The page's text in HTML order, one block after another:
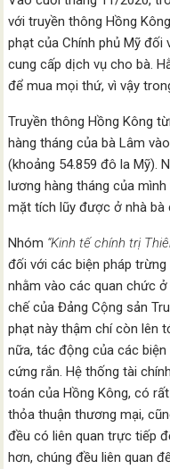
với truyền thông Hồng
phạt của Chính phủ Mỹ đối
cung cấp dịch vụ cho bà.
để mua mọi thứ, vì vậy
Truyền thông Hồng Kông
hàng tháng của bà Lâm
(khoảng 54.859 đô la Mỹ).
lương hàng tháng của
mặt tích lũy được ở nhà
Nhóm “Kinh tế chính trị
đối với các biện pháp
nhằm vào các quan chức
chế của Đảng Cộng sản
phạt này thậm chí còn lên
nữa, tác động của các
cứng rắn. Hệ thống tài
toán của Hồng Kông, có
thỏa thuận thương mại,
đều có liên quan trực tiếp
hơn, chúng đều liên quan